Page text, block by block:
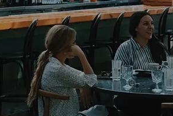
IR・投資家情報
IRニュース
IRカレンダー
IRライブラリ
株式情報